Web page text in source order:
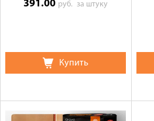
391.00 руб.за штуку
Купить